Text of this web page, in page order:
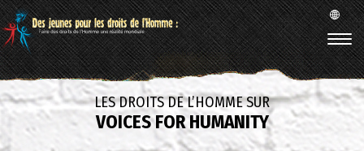
LES DROITS DE L’HOMME SUR
VOICES FOR HUMANITY